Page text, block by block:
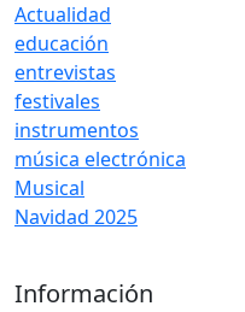
Actualidad
educación
entrevistas
festivales
instrumentos
música electrónica
Musical
Navidad 2025
Información